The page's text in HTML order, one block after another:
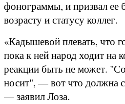
фонограммы, и призвал ее
возрасту и статусу коллег.
«Кадышевой плевать, что
пока к ней народ ходит на
реакции быть не может.
носит", — вот что должна
— заявил Лоза.